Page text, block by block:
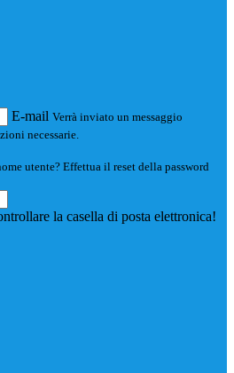
E-mail Verrà inviato un messaggio
necessarie.
utente? Effettua il reset della password
la casella di posta elettronica!